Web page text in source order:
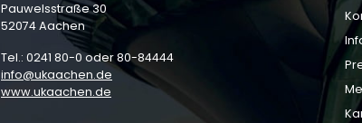
Pauwelsstraße 30
52074 Aachen
Tel.: 0241 80-0 oder 80-84444
info
ukaachen de
www.ukaachen.de